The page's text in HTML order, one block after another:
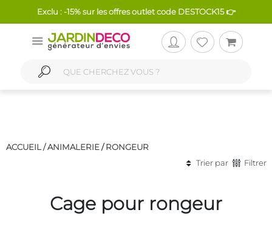
Exclu : -15% sur les offres outlet code DESTOCK15 👉
ACCUEIL /ANIMALERIE/RONGEUR
Trier par
Filtrer
Cage pour rongeur